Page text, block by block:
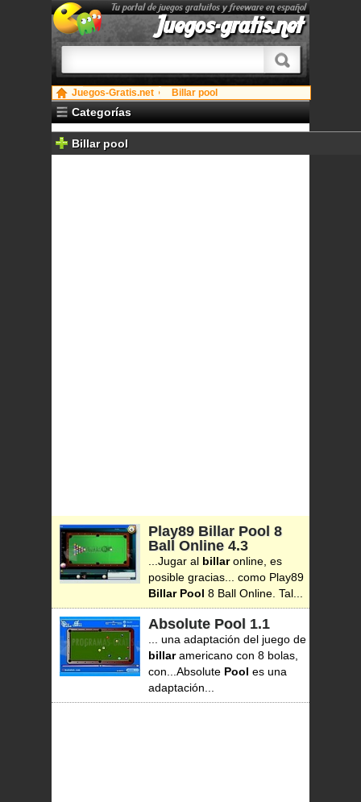
Tu portal de juegos gratuitos y freeware en español
Juegos-gratis.net
Juegos-Gratis.net Billar pool
Categorías
Billar pool
Play89 Billar Pool 8
Ball Online 4.3
...Jugar al billaronline, es
posible gracias... como Play89
Billar Pool 8 Ball Online. Tal...
Absolute Pool 1.1
... una adaptación del juego de
billaramericano con 8 bolas,
con...Absolute Pool es una
adaptación...